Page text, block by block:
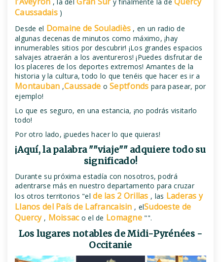
Caussadais)
Desde el Domaine de Souladiès , en un radio de
algunas decenas de minutos como máximo, ¡hay
innumerables sitios por descubrir! ¡Los grandes espacios
salvajes atraerán a los aventureros! ¡Puedes disfrutar de
los placeres de los deportes extremos! Amantes de la
historia y la cultura, todo lo que tenéis que hacer es ir a
Montauban ,Caussade oSeptfonds para pasear, por
ejemplo!
Lo que es seguro, en una estancia, ¡no podrás visitarlo
todo!
Por otro lado, ¡puedes hacer lo que quieras!
¡Aquí, la palabra ""viaje"" adquiere todo su
significado!
Durante su próxima estadía con nosotros, podrá
adentrarse más en nuestro departamento para cruzar
los otros territorios "elde las 2 Orillas , las Laderas y
Llanos del País de Lafrancaisin , elSudoeste de
Quercy, Moissaco el de Lomagne "".
Los lugares notables de Midi-Pyrénées -
Occitanie